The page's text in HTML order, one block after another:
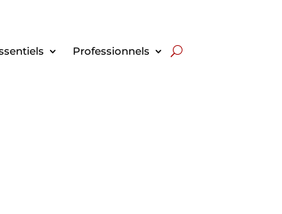
Professionnels